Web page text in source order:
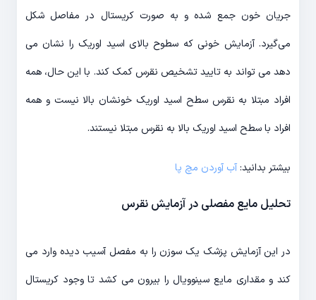
جریان خون جمع شده و به صورت کریستال در مفاصل شکل
می‌گیرد. آزمایش خونی که سطوح بالای اسید اوریک را نشان می
دهد می تواند به تایید تشخیص نقرس کمک کند. با این حال، همه
افراد مبتلا به نقرس سطح اسید اوریک خونشان بالا نیست و همه
افراد با سطح اسید اوریک بالا به نقرس مبتلا نیستند.
بیشتر بدانید:آب آوردن مچ پا
تحلیل مایع مفصلی در آزمایش نقرس
در این آزمایش پزشک یک سوزن را به مفصل آسیب دیده وارد می
کند و مقداری مایع سینوویال را بیرون می کشد تا وجود کریستال